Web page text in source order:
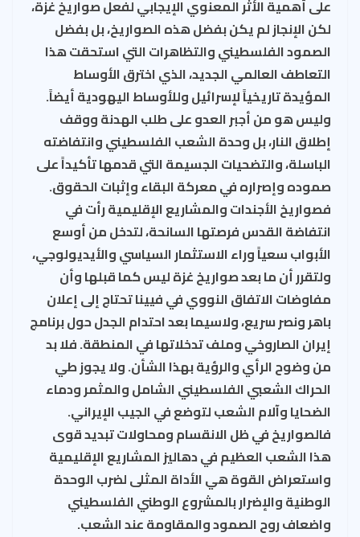
على أهمية الأثر المعنوي الإيجابي لفعل صواريخ غزة،
لكن الإنجاز لم يكن بفضل هذه الصواريخ، بل بفضل
الصمود الفلسطيني والتظاهرات التي استحقت هذا
التعاطف العالمي الجديد، الذي اخترق الأوساط
المؤيدة تاريخياً لإسرائيل وللأوساط اليهودية أيضاً.
وليس هو من أجبر العدو على طلب الهدنة ووقف
إطلاق النار، بل وحدة الشعب الفلسطيني وانتفاضته
الباسلة، والتضحيات الجسيمة التي قدمها تأكيداً على
صموده وإصراره في معركة البقاء وإثبات الحقوق.
فصواريخ الأجندات والمشاريع الإقليمية رأت في
انتفاضة القدس فرصتها السانحة، لتدخل من أوسع
الأبواب سعياً وراء الاستثمار السياسي والأيديولوجي،
ولتقرر أن ما بعد صواريخ غزة ليس كما قبلها وأن
مفاوضات الاتفاق النووي في فيينا تحتاج إلى إعلان
باهر ونصر سريع، ولاسيما بعد احتدام الجدل حول برنامج
إيران الصاروخي وملف تدخلاتها في المنطقة. فلا بد
من وضوح الرأي والرؤية بهذا الشأن. ولا يجوز طي
الحراك الشعبي الفلسطيني الشامل والمثمر ودماء
الضحايا وآلام الشعب لتوضع في الجيب الإيراني.
فالصواريخ في ظل الانقسام ومحاولات تبديد قوى
هذا الشعب العظيم في دهاليز المشاريع الإقليمية
واستعراض القوة هي الأداة المثلى لضرب الوحدة
الوطنية والإضرار بالمشروع الوطني الفلسطيني
واضعاف روح الصمود والمقاومة عند الشعب.